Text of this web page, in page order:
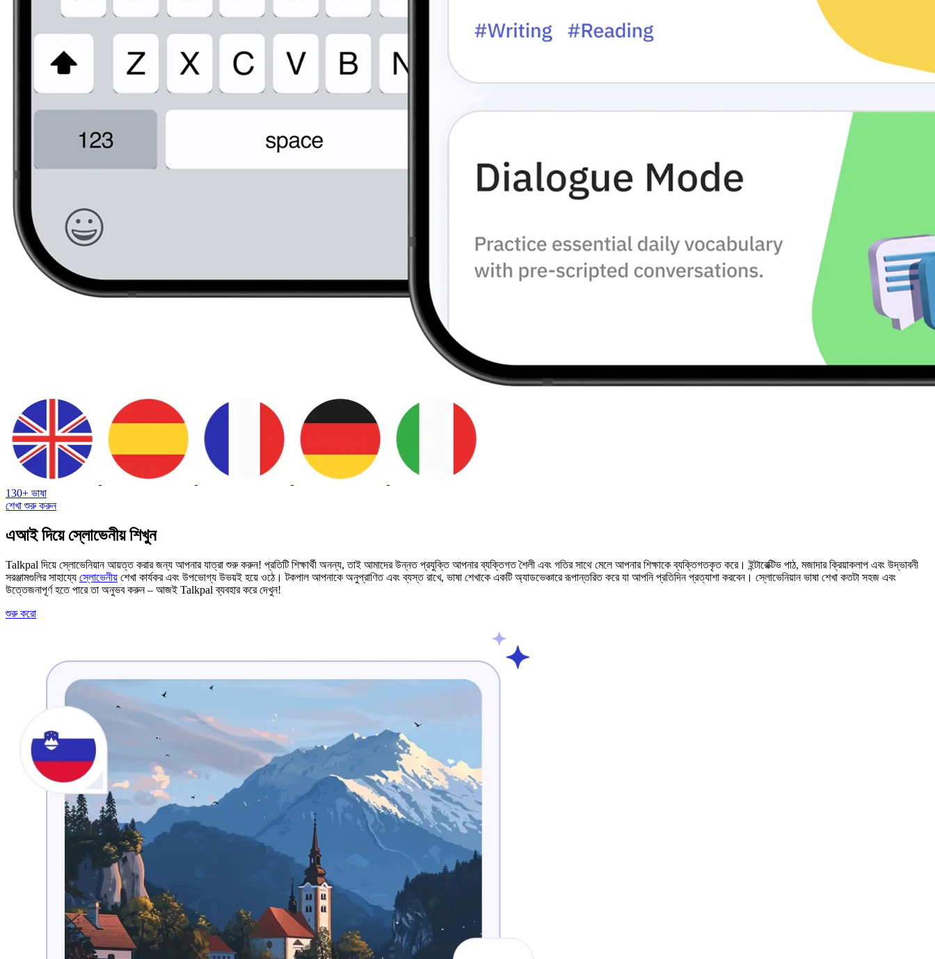
130+ ভাষা
শেখা শুরু করুন
এআই দিয়ে স্লোভেনীয় শিখুন
Talkpal দিয়ে স্লোভেনিয়ান আয়ত্ত করার জন্য আপনার যাত্রা শুরু করুন! প্রতিটি শিক্ষার্থী অনন্য, তাই আমাদের উন্নত প্রযুক্তি আপনার ব্যক্তিগত শৈলী এবং গতির সাথে মেলে আপনার শিক্ষাকে ব্যক্তিগতকৃত করে। ইন্টারেক্টিভ পাঠ, মজাদার ক্রিয়াকলাপ এবং উদ্ভাবনী
সরঞ্জামগুলির সাহায্যে স্লোভেনীয় শেখা কার্যকর এবং উপভোগ্য উভয়ই হয়ে ওঠে। টকপাল আপনাকে অনুপ্রাণিত এবং ব্যস্ত রাখে, ভাষা শেখাকে একটি অ্যাডভেঞ্চারে রূপান্তরিত করে যা আপনি প্রতিদিন প্রত্যাশা করবেন। স্লোভেনিয়ান ভাষা শেখা কতটা সহজ এবং
উত্তেজনাপূর্ণ হতে পারে তা অনুভব করুন – আজই Talkpal ব্যবহার করে দেখুন!
শুরু করো